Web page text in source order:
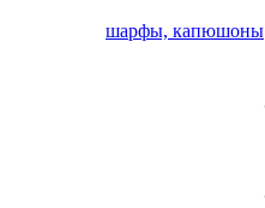
шарфы, капюшоны